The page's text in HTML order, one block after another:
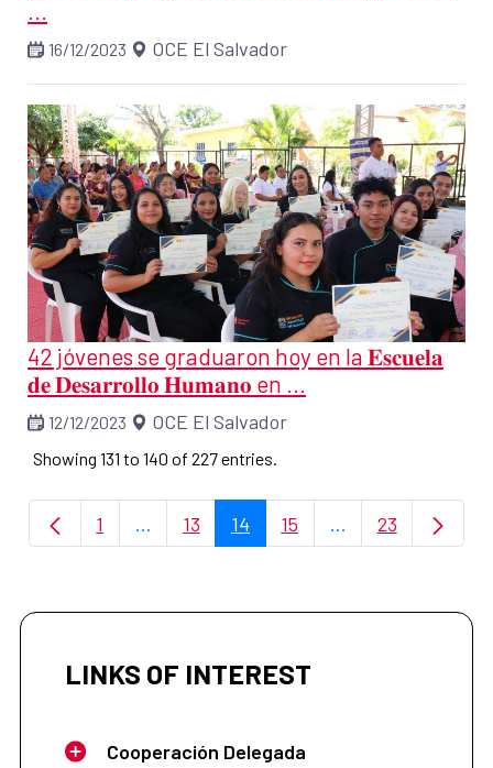
16/12/2023 OCE El Salvador
42 jóvenes se graduaron hoy en la 𝐄𝐬𝐜𝐮𝐞𝐥𝐚
𝐝𝐞 𝐃𝐞𝐬𝐚𝐫𝐫𝐨𝐥𝐥𝐨 𝐇𝐮𝐦𝐚𝐧𝐨 en ...
12/12/2023 OCE El Salvador
Showing 131 to 140 of 227 entries.
Page
1 ...Intermediate Pages Use TAB to navigate.
Page
13 Page
14 Page
15 ...Intermediate
Page
23
LINKS OF INTEREST
Cooperación Delegada